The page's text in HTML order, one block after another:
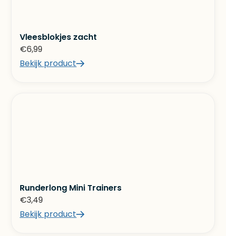
Vleesblokjes zacht
€6,99
Bekijk product
Runderlong Mini Trainers
€3,49
Bekijk product